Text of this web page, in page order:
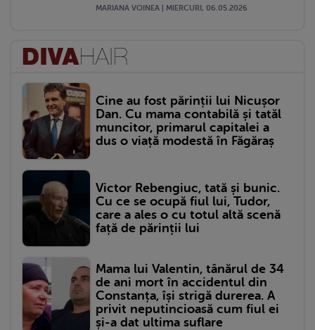
MARIANA VOINEA | MIERCURI, 06.05.2026
Cine au fost părinții lui Nicușor
Dan. Cu mama contabilă și tatăl
muncitor, primarul capitalei a
dus o viață modestă în Făgăraș
Victor Rebengiuc, tată și bunic.
Cu ce se ocupă fiul lui, Tudor,
care a ales o cu totul altă scenă
față de părinții lui
Mama lui Valentin, tânărul de 34
de ani mort în accidentul din
Constanța, își strigă durerea. A
privit neputincioasă cum fiul ei
și-a dat ultima suflare